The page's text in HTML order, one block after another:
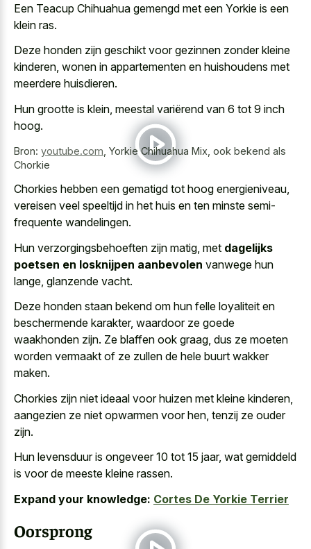
Een Teacup Chihuahua gemengd met een Yorkie is een
klein ras.
Deze honden zijn geschikt voor gezinnen zonder kleine
kinderen, wonen in appartementen en huishoudens met
meerdere huisdieren.
Hun grootte is klein, meestal variërend van 6 tot 9 inch
hoog.
Bron: youtube.com Yorkie Chihuahua Mix, ook bekend als
Chorkie
Chorkies hebben een gematigd tot hoog energieniveau,
vereisen veel speeltijd in het huis en ten minste semi-
frequente wandelingen.
Hun verzorgingsbehoeften zijn matig, met dagelijks
poetsen en losknijpen aanbevolen vanwege hun
lange, glanzende vacht.
Deze honden staan bekend om hun felle loyaliteit en
beschermende karakter, waardoor ze goede
waakhonden zijn. Ze blaffen ook graag, dus ze moeten
worden vermaakt of ze zullen de hele buurt wakker
maken.
Chorkies zijn niet ideaal voor huizen met kleine kinderen,
aangezien ze niet opwarmen voor hen, tenzij ze ouder
zijn.
Hun levensduur is ongeveer 10 tot 15 jaar, wat gemiddeld
is voor de meeste kleine rassen.
Expand your knowledge: Cortes De Yorkie Terrier
Oorsprong